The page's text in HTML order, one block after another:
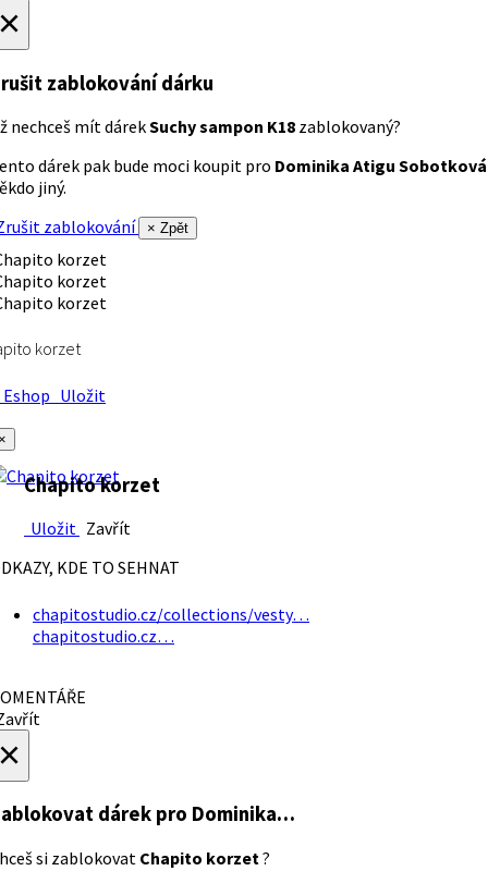
zablokování dárku
nechceš mít dárekSuchy sampon K18 zablokovaný?
dárek pak bude moci koupit pro Dominika Atigu Sobotková
jiný.
zablokování
× Zpět
korzet
Uložit
Chapito korzet
Uložit Zavřít
KDE TO SEHNAT
chapitostudio.cz/collections/vesty…
chapitostudio.cz…
dárek pro Dominika…
si zablokovat Chapito korzet?